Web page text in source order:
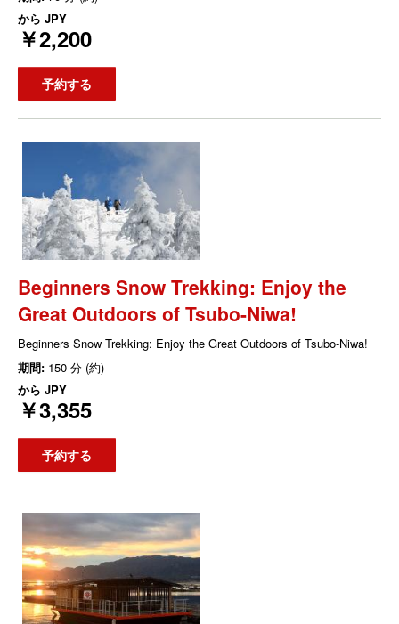
から JPY
￥2,200
予約する
Beginners Snow Trekking: Enjoy the
Great Outdoors of Tsubo-Niwa!
Beginners Snow Trekking: Enjoy the Great Outdoors of Tsubo-Niwa!
期間: 150 分 (約)
から JPY
￥3,355
予約する